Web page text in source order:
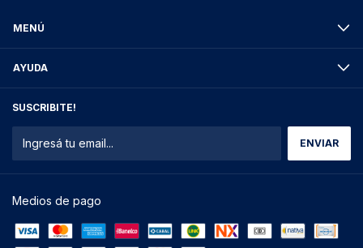
MENÚ
AYUDA
SUSCRIBITE!
Medios de pago